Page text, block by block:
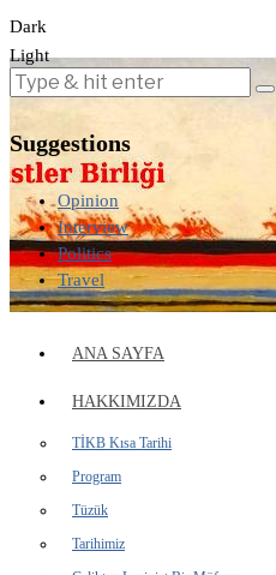
Dark
Light
Suggestions
Opinion
Interview
Politics
Travel
ANA SAYFA
HAKKIMIZDA
TİKB Kısa Tarihi
Program
Tüzük
Tarihimiz